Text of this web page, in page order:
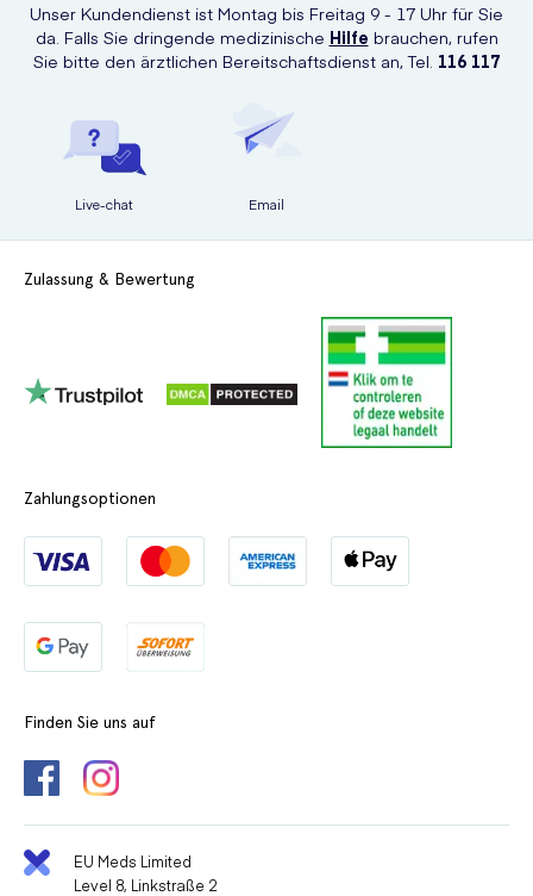
Unser Kundendienst ist Montag bis Freitag 9 - 17 Uhr für Sie
da. Falls Sie dringende medizinische Hilfe brauchen, rufen
Sie bitte den ärztlichen Bereitschaftsdienst an, Tel. 116 117
Live-chat Email
Zulassung & Bewertung
Zahlungsoptionen
Finden Sie uns auf
EU Meds Limited
Level 8, Linkstraße 2